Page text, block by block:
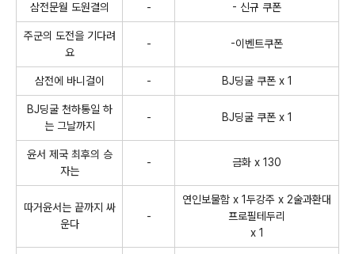
삼전문월 도원결의 - - 신규 쿠폰
주군의 도전을 기다려
요
- -이벤트쿠폰
삼전에 바니걸이 - BJ딩굴 쿠폰 x 1
BJ딩굴 천하통일 하
는 그날까지
- BJ딩굴 쿠폰 x 1
윤서 제국 최후의 승
자는
- 금화 x 130
따거윤서는 끝까지 싸
운다
-
연인보물함 x 1두강주 x 2술과환대
프로필테두리
x 1